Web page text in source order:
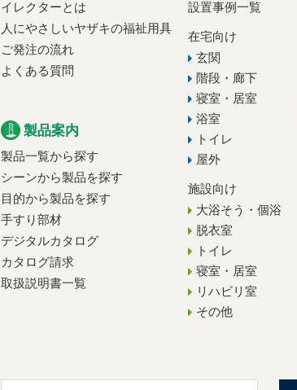
イレクターとは
人にやさしいヤザキの福祉用具
ご発注の流れ
よくある質問
製品案内
製品一覧から探す
シーンから製品を探す
目的から製品を探す
手すり部材
デジタルカタログ
カタログ請求
取扱説明書一覧
設置事例一覧
在宅向け
玄関
階段・廊下
寝室・居室
浴室
トイレ
屋外
施設向け
大浴そう・個浴
脱衣室
トイレ
寝室・居室
リハビリ室
その他